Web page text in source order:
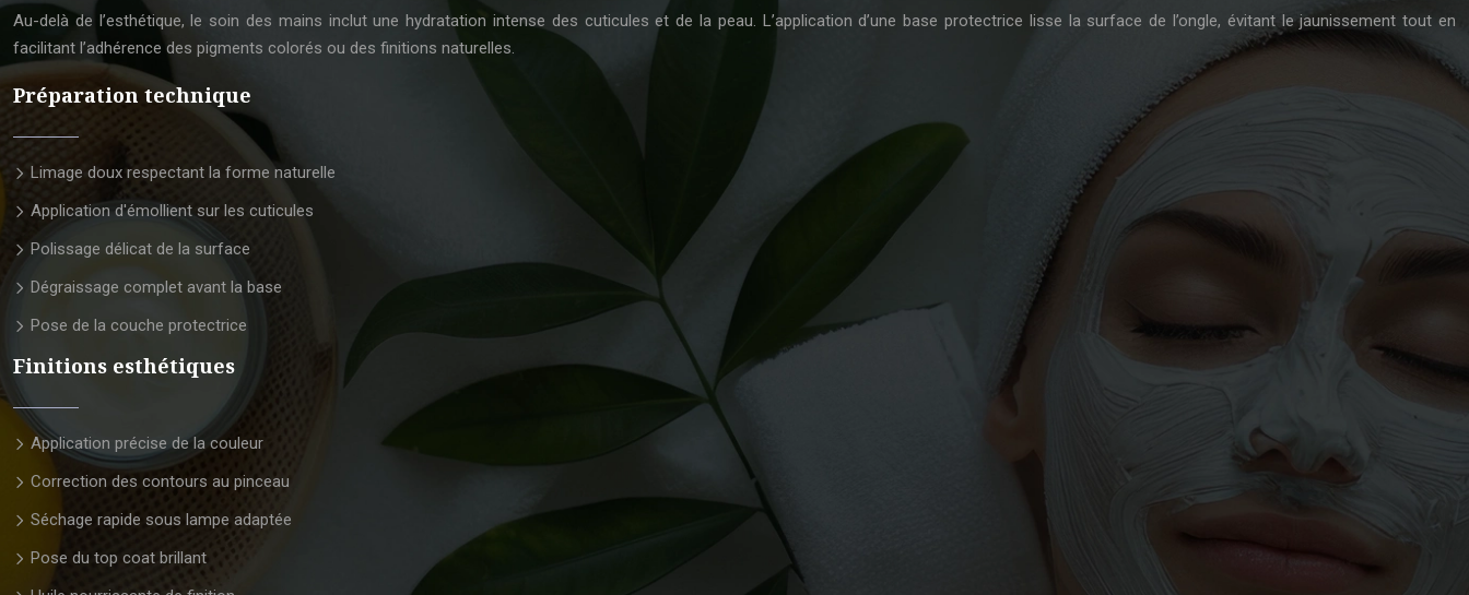
Au-delà de l’esthétique, le soin des mains inclut une hydratation intense des cuticules et de la peau. L’application d’une base protectrice lisse la surface de l’ongle, évitant le jaunissement tout en
facilitant l’adhérence des pigments colorés ou des finitions naturelles.
Préparation technique
Limage doux respectant la forme naturelle
Application d'émollient sur les cuticules
Polissage délicat de la surface
Dégraissage complet avant la base
Pose de la couche protectrice
Finitions esthétiques
Application précise de la couleur
Correction des contours au pinceau
Séchage rapide sous lampe adaptée
Pose du top coat brillant